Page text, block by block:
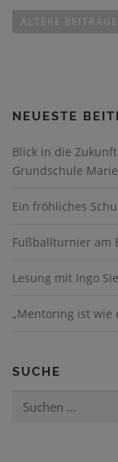
e
i
g
s
n
v
g
a
i
ÄLTERE BEITRÄGE
NEUESTE
Blick in die
Grundschule
Ein fröhliches
Fußballturnier am
Lesung mit Ingo
„Mentoring ist wie
SUCHE
Suchen